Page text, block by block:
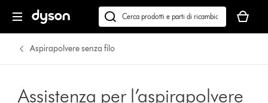
Cerca
su
dyson.it
carrello
è
Aspirapolvere senza filo
Assistenza per l’aspirapolvere